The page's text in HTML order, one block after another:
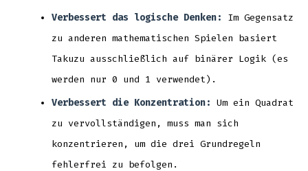
Verbessert das logische Denken:
Im Gegensatz
zu anderen mathematischen Spielen basiert
Takuzu ausschließlich auf binärer Logik (es
werden nur 0 und 1 verwendet).
Verbessert die Konzentration: Um ein Quadrat
zu vervollständigen, muss man sich
konzentrieren, um die drei Grundregeln
fehlerfrei zu befolgen.